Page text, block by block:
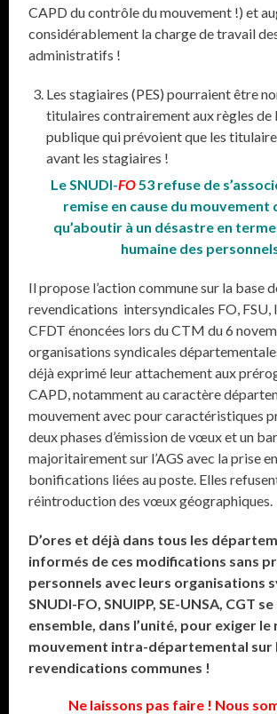
CAPD du contrôle du mouvement !) et
considérablement la charge de travail
administratifs !
Les stagiaires (PES) pourraient être
titulaires contrairement aux règles de
publique qui prévoient que les
avant les stagiaires !
Le SNUDI-FO53 refuse de
remise en cause du mouvement
qu’aboutir à un désastre en
humaine des
Il propose l’action commune sur la base
revendications intersyndicales FO, FSU,
CFDT énoncées lors du CTM du 6
organisations syndicales
déjà exprimé leur attachement aux
CAPD, notamment au caractère
mouvement avec pour caractéristiques
deux phases d’émission de vœux et un
majoritairement sur l’AGS avec la prise
bonifications liées au poste. Elles
réintroduction des vœux géographiques.
D’ores et déjà dans tous les
informés de ces modifications sans
personnels avec leurs organisations
SNUDI-FO, SNUIPP, SE-UNSA, CGT
ensemble, dans l’unité, pour exiger le
mouvement intra-départemental sur
revendications communes !
Ne laissons pas faire ! Nous